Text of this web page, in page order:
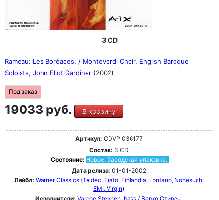
3 CD
Rameau: Les Boréades. / Monteverdi Choir, English Baroque
Soloists, John Eliot Gardiner (2002)
Под заказ
19033 руб. В корзину
Артикул: CDVP 036177
Состав: 3 CD
Состояние: Новое. Заводская упаковка.
Дата релиза: 01-01-2002
Лейбл: Warner Classics (Teldec, Erato, Finlandia, Lontano, Nonesuch,
EMI, Virgin)
Исполнители: Varcoe Stephen, bass / Варко Стивен,